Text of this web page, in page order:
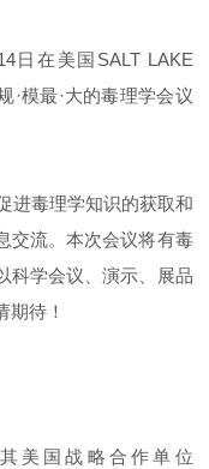
日在美国SALT LAKE
·模最·大的毒理学会议
进毒理学知识的获取和
交流。本次会议将有毒
科学会议、演示、展品
期待！
美国战略合作单位